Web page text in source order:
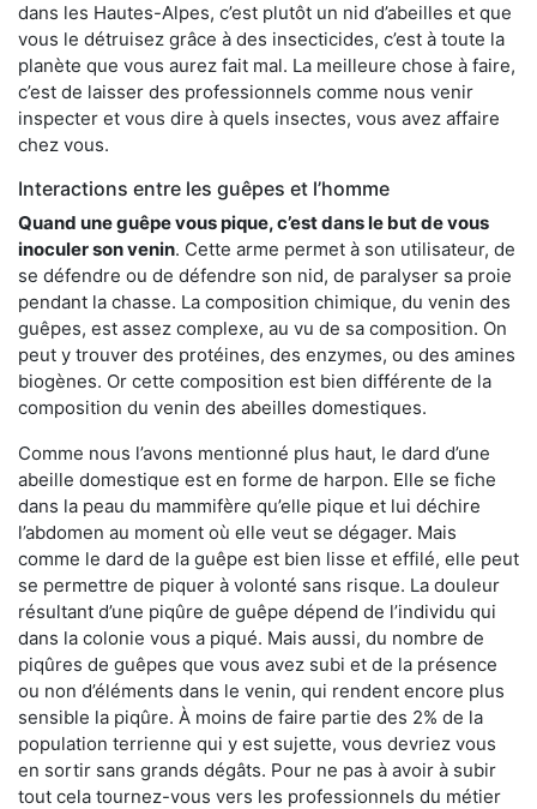
dans les Hautes-Alpes, c’est plutôt un nid d’abeilles et que
vous le détruisez grâce à des insecticides, c’est à toute la
planète que vous aurez fait mal. La meilleure chose à faire,
c’est de laisser des professionnels comme nous venir
inspecter et vous dire à quels insectes, vous avez affaire
chez vous.
Interactions entre les guêpes et l’homme
Quand une guêpe vous pique, c’est dans le but de vous
inoculer son venin. Cette arme permet à son utilisateur, de
se défendre ou de défendre son nid, de paralyser sa proie
pendant la chasse. La composition chimique, du venin des
guêpes, est assez complexe, au vu de sa composition. On
peut y trouver des protéines, des enzymes, ou des amines
biogènes. Or cette composition est bien différente de la
composition du venin des abeilles domestiques.
Comme nous l’avons mentionné plus haut, le dard d’une
abeille domestique est en forme de harpon. Elle se fiche
dans la peau du mammifère qu’elle pique et lui déchire
l’abdomen au moment où elle veut se dégager. Mais
comme le dard de la guêpe est bien lisse et effilé, elle peut
se permettre de piquer à volonté sans risque. La douleur
résultant d’une piqûre de guêpe dépend de l’individu qui
dans la colonie vous a piqué. Mais aussi, du nombre de
piqûres de guêpes que vous avez subi et de la présence
ou non d’éléments dans le venin, qui rendent encore plus
sensible la piqûre. À moins de faire partie des 2% de la
population terrienne qui y est sujette, vous devriez vous
en sortir sans grands dégâts. Pour ne pas à avoir à subir
tout cela tournez-vous vers les professionnels du métier